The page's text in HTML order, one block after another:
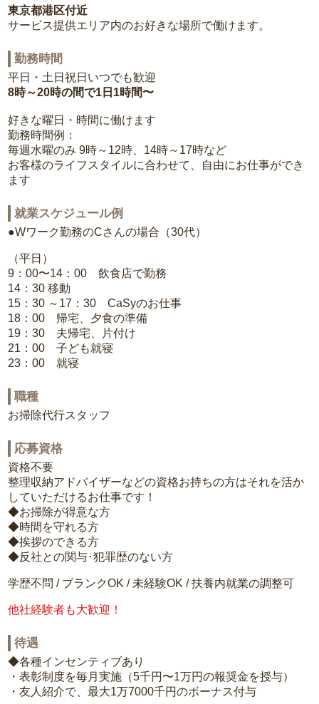
東京都港区付近
サービス提供エリア内のお好きな場所で働けます。
勤務時間
平日・土日祝日いつでも歓迎
8時～20時の間で1日1時間〜
好きな曜日・時間に働けます
勤務時間例：
毎週水曜のみ 9時～12時、14時～17時など
お客様のライフスタイルに合わせて、自由にお仕事ができ
ます
就業スケジュール例
●Wワーク勤務のCさんの場合（30代）
（平日）
9：00〜14：00 飲食店で勤務
14：30 移動
15：30 ～17：30 CaSyのお仕事
18：00 帰宅、夕食の準備
19：30 夫帰宅、片付け
21：00 子ども就寝
23：00 就寝
職種
お掃除代行スタッフ
応募資格
資格不要
整理収納アドバイザーなどの資格お持ちの方はそれを活か
していただけるお仕事です！
◆お掃除が得意な方
◆時間を守れる方
◆挨拶のできる方
◆反社との関与･犯罪歴のない方
学歴不問 / ブランクOK / 未経験OK / 扶養内就業の調整可
他社経験者も大歓迎！
待遇
◆各種インセンティブあり
・表彰制度を毎月実施（5千円〜1万円の報奨金を授与）
・友人紹介で、最大1万7000千円のボーナス付与